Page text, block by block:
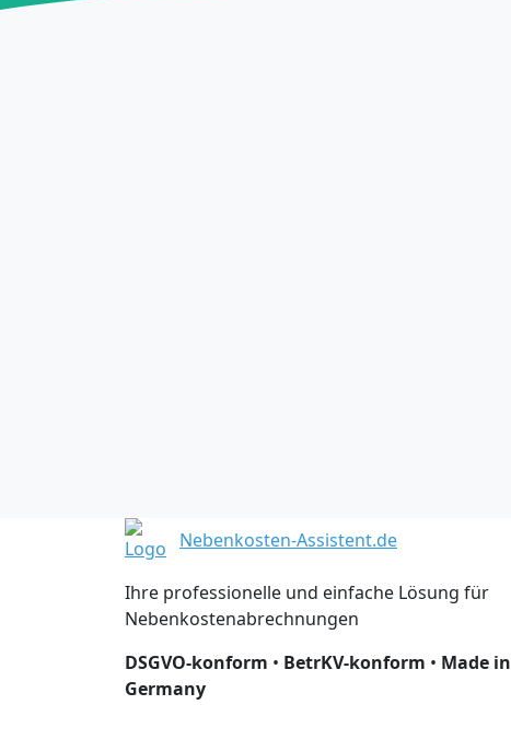
Nebenkosten-Assistent.de
Ihre professionelle und einfache Lösung für
Nebenkostenabrechnungen
DSGVO-konform • BetrKV-konform • Made in
Germany